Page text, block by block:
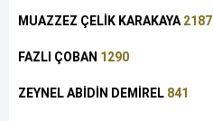
MUAZZEZ ÇELİK KARAKAYA 2187
FAZLI ÇOBAN 1290
ZEYNEL ABİDİN DEMİREL 841